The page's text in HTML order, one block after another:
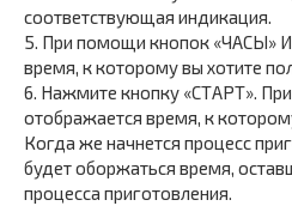
соответствующая индикация.
5. При помощи кнопок «ЧАСЫ»
время, к которому вы хотите
6. Нажмите кнопку «СТАРТ».
отображается время, к
Когда же начнется процесс
будет оборжаться время,
процесса приготовления.